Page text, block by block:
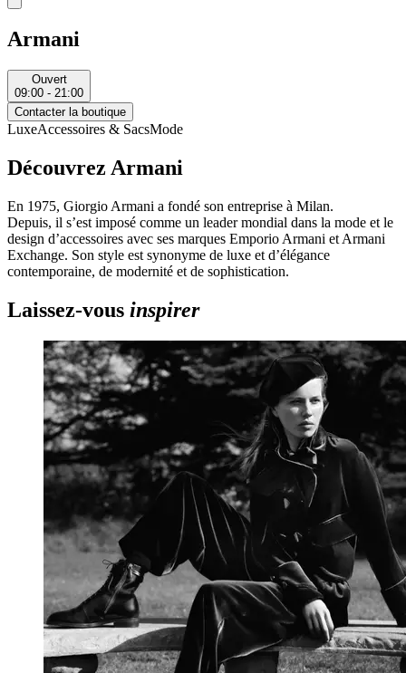
Armani
Ouvert
09:00 - 21:00
Contacter la boutique
LuxeAccessoires & SacsMode
Découvrez Armani
En 1975, Giorgio Armani a fondé son entreprise à Milan.
Depuis, il s’est imposé comme un leader mondial dans la mode et le
design d’accessoires avec ses marques Emporio Armani et Armani
Exchange. Son style est synonyme de luxe et d’élégance
contemporaine, de modernité et de sophistication.
Laissez-vous inspirer